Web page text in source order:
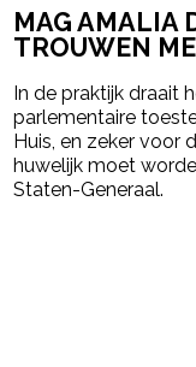
MAG AMALIA
TROUWEN
In de praktijk draait
parlementaire
Huis, en zeker voor
huwelijk moet
Staten-Generaal.